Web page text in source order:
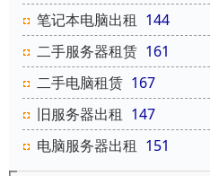
笔记本电脑出租 144
二手服务器租赁 161
二手电脑租赁 167
旧服务器出租 147
电脑服务器出租 151